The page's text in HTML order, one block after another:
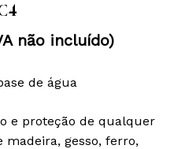
€
€
não incluído)
de água
e proteção de qualquer
gesso, ferro,